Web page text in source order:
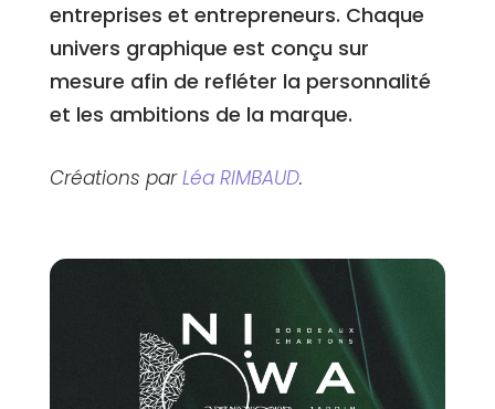
entreprises et entrepreneurs. Chaque
univers graphique est conçu sur
mesure afin de refléter la personnalité
et les ambitions de la marque.
Créations parLéa RIMBAUD.